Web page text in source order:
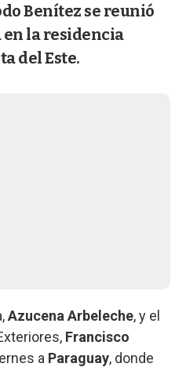
Benítez se reunió
en la residencia
del Este.
Azucena Arbeleche, y el
Francisco
a Paraguay, donde